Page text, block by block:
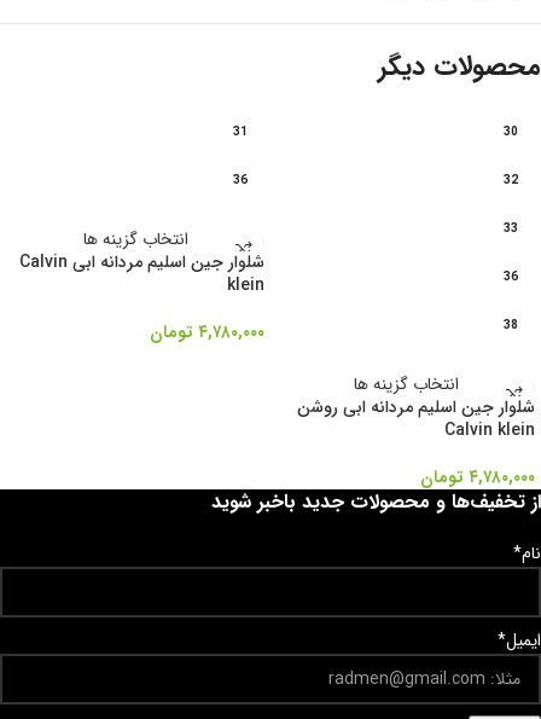
محصولات دیگر
30
32
33
36
38
انتخاب گزینه ها
شلوار جین اسلیم مردانه ابی روشن
Calvin klein
۴,۷۸۰,۰۰۰ تومان
31
36
انتخاب گزینه ها
شلوار جین اسلیم مردانه ابی Calvin
klein
۴,۷۸۰,۰۰۰ تومان
از تخفیف‌ها و محصولات جدید باخبر شوید
نام*
ایمیل*